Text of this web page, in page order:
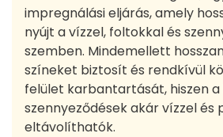
impregnálási eljárás, amely
nyújt a vízzel, foltokkal és
szemben. Mindemellett
színeket biztosít és rendkívül
felület karbantartását, hiszen
szennyeződések akár vízzel és
eltávolíthatók.